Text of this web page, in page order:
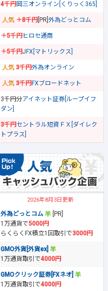
4千円岡三オンライン[くりっく365]
＋8千円 [PR] 外為どっとコム
＋5千円ヒロセ通商
＋5千円JFX[マトリックス]
3千円外為オンライン
3千円FXブロードネット
3千円分アイネット証券[ループイフ
ダン]
3千円セントラル短資ＦＸ[ダイレク
トプラス]
2026年8月3日更新
外為どっとコム
[PR]
1万通貨で5000円
らくらくFX積立1回取引で3000円
GMO外貨[外貨ex]
1万通貨取引で4000円
GMOクリック証券[FXネオ]
1万通貨取引で4000円